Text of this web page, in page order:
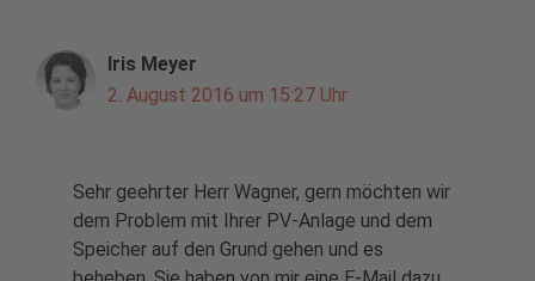
Iris Meyer
2. August 2016 um 15:27 Uhr
Sehr geehrter Herr Wagner, gern möchten wir
dem Problem mit Ihrer PV-Anlage und dem
Speicher auf den Grund gehen und es